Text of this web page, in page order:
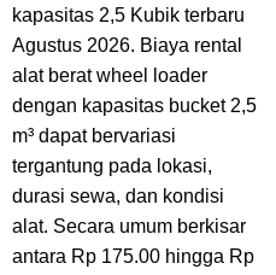
kapasitas 2,5 Kubik terbaru
Agustus 2026. Biaya rental
alat berat wheel loader
dengan kapasitas bucket 2,5
m³ dapat bervariasi
tergantung pada lokasi,
durasi sewa, dan kondisi
alat. Secara umum berkisar
antara Rp 175.00 hingga Rp